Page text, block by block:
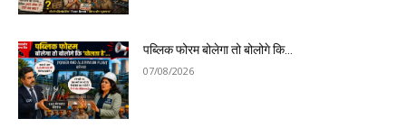
पब्लिक फोरम बोलेगा तो बोलोगे कि…
07/08/2026